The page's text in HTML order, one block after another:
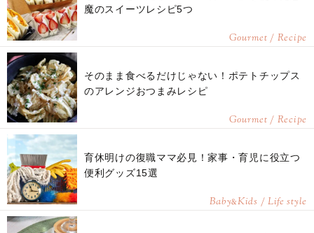
魔のスイーツレシピ5つ
Gourmet / Recipe
そのまま食べるだけじゃない！ポテトチップス
のアレンジおつまみレシピ
Gourmet / Recipe
育休明けの復職ママ必見！家事・育児に役立つ
便利グッズ15選
Baby&Kids / Life style